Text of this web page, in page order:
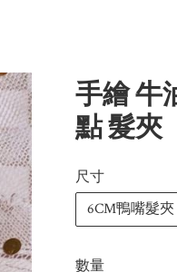
手繪 牛
點 髮夾
尺寸
6CM鴨嘴髮
數量